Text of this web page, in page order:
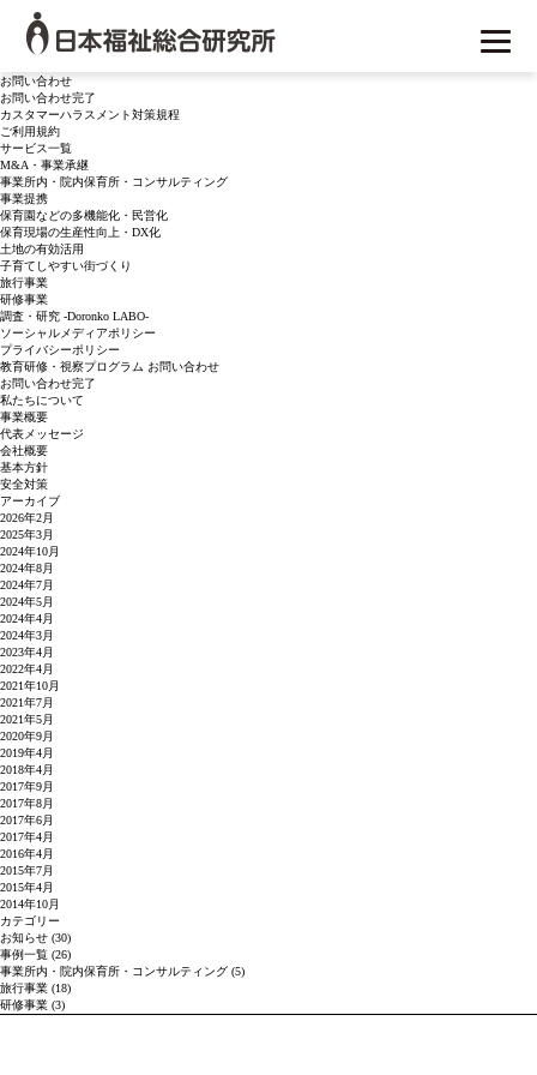
日本福祉総合研究所ブログの 2017年8月 のアーカイブを表示しています。
お問い合わせ
お問い合わせ完了
カスタマーハラスメント対策規程
ご利用規約
サービス一覧
M&A・事業承継
事業所内・院内保育所・コンサルティング
事業提携
保育園などの多機能化・民営化
保育現場の生産性向上・DX化
土地の有効活用
子育てしやすい街づくり
旅行事業
研修事業
調査・研究 -Doronko LABO-
ソーシャルメディアポリシー
プライバシーポリシー
教育研修・視察プログラム お問い合わせ
お問い合わせ完了
私たちについて
事業概要
代表メッセージ
会社概要
基本方針
安全対策
アーカイブ
2026年2月
2025年3月
2024年10月
2024年8月
2024年7月
2024年5月
2024年4月
2024年3月
2023年4月
2022年4月
2021年10月
2021年7月
2021年5月
2020年9月
2019年4月
2018年4月
2017年9月
2017年8月
2017年6月
2017年4月
2016年4月
2015年7月
2015年4月
2014年10月
カテゴリー
お知らせ (30)
事例一覧 (26)
事業所内・院内保育所・コンサルティング (5)
旅行事業 (18)
研修事業 (3)